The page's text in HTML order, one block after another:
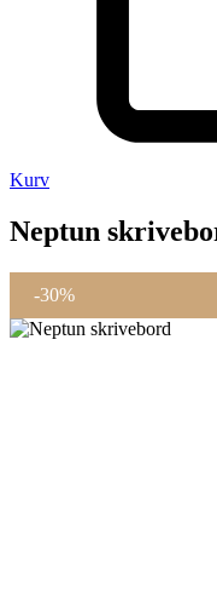
Kurv
Neptun
-30%